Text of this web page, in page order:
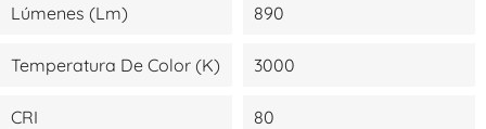
Lúmenes (lm) 890
Temperatura De Color (K) 3000
CRI 80